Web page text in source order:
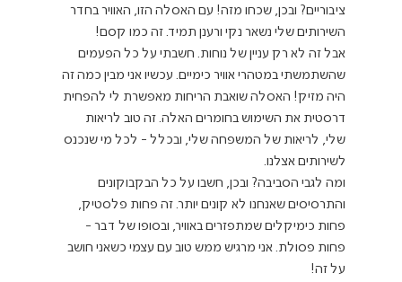
ציבוריים? ובכן, שכחו מזה! עם האסלה הזו, האוויר בחדר
השירותים שלי נשאר נקי ורענן תמיד. זה כמו קסם!
אבל זה לא רק עניין של נוחות. חשבתי על כל הפעמים
שהשתמשתי במטהרי אוויר כימיים. עכשיו אני מבין כמה זה
היה מזיק! האסלה שואבת הריחות מאפשרת לי להפחית
דרסטית את השימוש בחומרים האלה. זה טוב לריאות
שלי, לריאות של המשפחה שלי, ובכלל - לכל מי שנכנס
לשירותים אצלנו.
ומה לגבי הסביבה? ובכן, חשבו על כל הבקבוקונים
והתרסיסים שאנחנו לא קונים יותר. זה פחות פלסטיק,
פחות כימיקלים שמתפזרים באוויר, ובסופו של דבר -
פחות פסולת. אני מרגיש ממש טוב עם עצמי כשאני חושב
על זה!